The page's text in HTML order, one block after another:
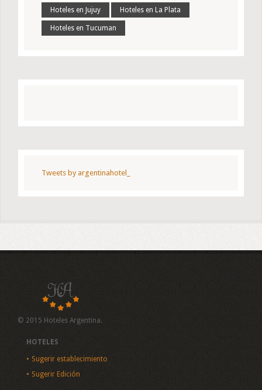
Hoteles en Jujuy Hoteles en La Plata
Hoteles en Tucuman
Tweets by argentinahotel_
© 2015 Hoteles Argentina.
HOTELES
Sugerir establecimiento
Sugerir Edición